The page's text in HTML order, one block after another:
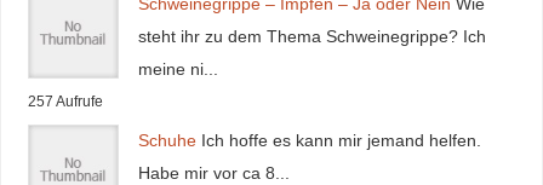
Schweinegrippe – Impfen – Ja oder Nein Wie
steht ihr zu dem Thema Schweinegrippe? Ich
meine ni...
257 Aufrufe
Schuhe Ich hoffe es kann mir jemand helfen.
Habe mir vor ca 8...